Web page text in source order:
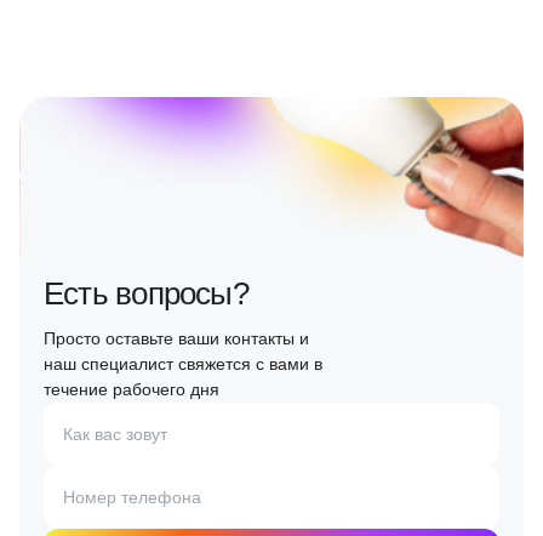
Есть вопросы?
Просто оставьте ваши контакты и
наш специалист свяжется с вами в
течение рабочего дня
Как вас зовут
Номер телефона